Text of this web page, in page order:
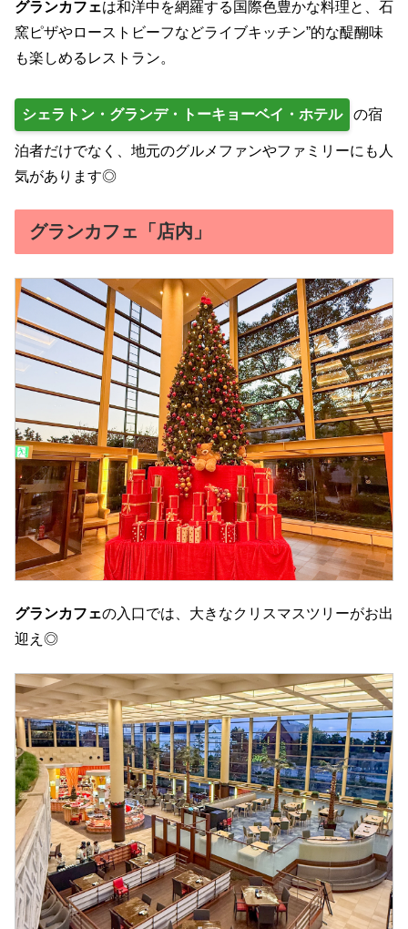
グランカフェは和洋中を網羅する国際色豊かな料理と、石
窯ピザやローストビーフなどライブキッチン”的な醍醐味
も楽しめるレストラン。
シェラトン・グランデ・トーキョーベイ・ホテル の宿
泊者だけでなく、地元のグルメファンやファミリーにも人
気があります◎
グランカフェ「店内」
グランカフェの入口では、大きなクリスマスツリーがお出
迎え◎